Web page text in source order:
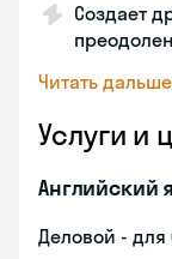
Создает
Читать дальше
Услуги и
Английский
Деловой - для